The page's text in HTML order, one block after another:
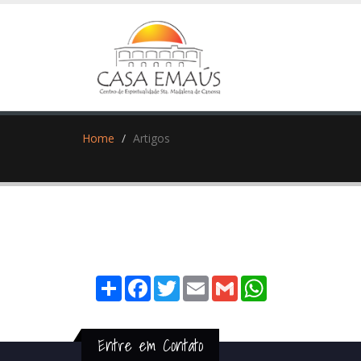
Home Artigos
Share Facebook
TwitterEmail Gmail
Entre em Contato